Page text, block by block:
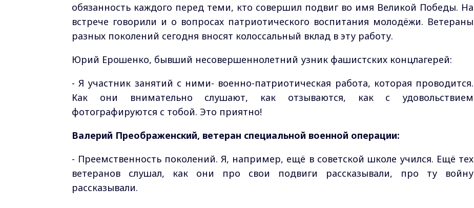
обязанность каждого перед теми, кто совершил подвиг во имя Великой Победы. На
встрече говорили и о вопросах патриотического воспитания молодёжи. Ветераны
разных поколений сегодня вносят колоссальный вклад в эту работу.
Юрий Ерошенко, бывший несовершеннолетний узник фашистских концлагерей:
- Я участник занятий с ними- военно-патриотическая работа, которая проводится.
Как они внимательно слушают, как отзываются, как с удовольствием
фотографируются с тобой. Это приятно!
Валерий Преображенский, ветеран специальной военной операции:
- Преемственность поколений. Я, например, ещё в советской школе учился. Ещё тех
ветеранов слушал, как они про свои подвиги рассказывали, про ту войну
рассказывали.